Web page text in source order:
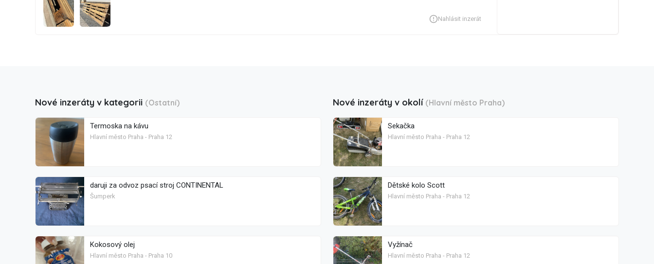
Nahlásit inzerát
Nové inzeráty v kategorii (Ostatní)
Termoska na kávu
Hlavní město Praha - Praha 12
daruji za odvoz psací stroj CONTINENTAL
Šumperk
Kokosový olej
Hlavní město Praha - Praha 10
Nové inzeráty v okolí (Hlavní město Praha)
Sekačka
Hlavní město Praha - Praha 12
Dětské kolo Scott
Hlavní město Praha - Praha 12
Vyžínač
Hlavní město Praha - Praha 12